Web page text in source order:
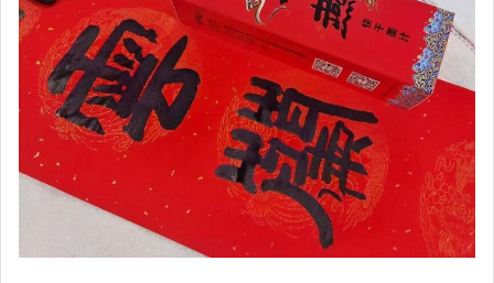
嬰幼兒與孕婦
汽機車精品百貨
居家、家具與園藝
玩具、模型與公仔
男性精品與服飾
偶像、球員卡與郵幣